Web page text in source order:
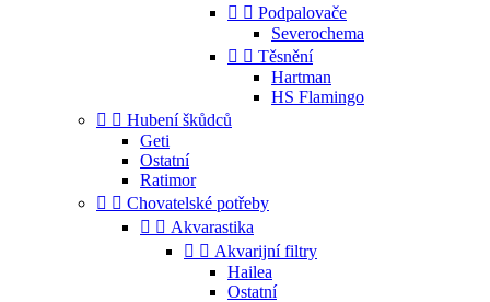
  Podpalovače
Severochema
  Těsnění
Hartman
HS Flamingo
  Hubení škůdců
Geti
Ostatní
Ratimor
  Chovatelské potřeby
  Akvarastika
  Akvarijní filtry
Hailea
Ostatní